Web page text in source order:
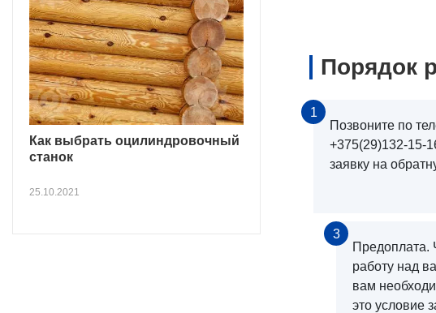
Как выбрать оцилиндровочный
станок
25.10.2021
Порядок
1
Позвоните по
+375(29)132-15-
заявку на
3
Предоплата.
работу над
вам
это условие